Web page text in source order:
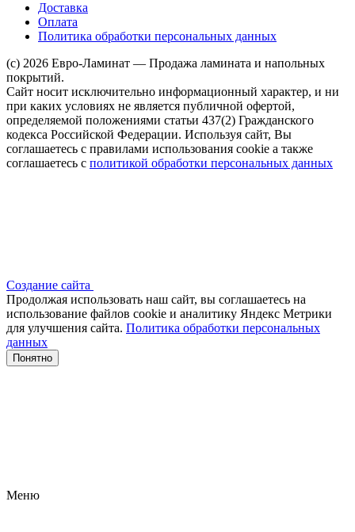
Доставка
Оплата
Политика обработки персональных данных
(c) 2026 Евро-Ламинат — Продажа ламината и напольных
покрытий.
Сайт носит исключительно информационный характер, и ни
при каких условиях не является публичной офертой,
определяемой положениями статьи 437(2) Гражданского
кодекса Российской Федерации. Используя сайт, Вы
соглашаетесь с правилами использования cookie а также
соглашаетесь с политикой обработки персональных данных
Создание сайта
Продолжая использовать наш сайт, вы соглашаетесь на
использование файлов сооkіе и аналитику Яндекс Метрики
для улучшения сайта. Политика обработки персональных
данных
Понятно
Меню